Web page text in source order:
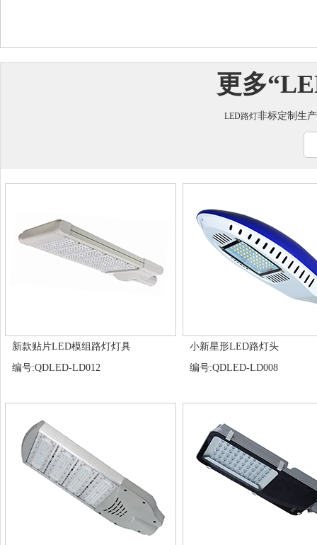
更多“
LED路灯非标定制生产咨
新款贴片LED模组路灯灯具
编号:QDLED-LD012
小新星形LED路灯头
编号:QDLED-LD008